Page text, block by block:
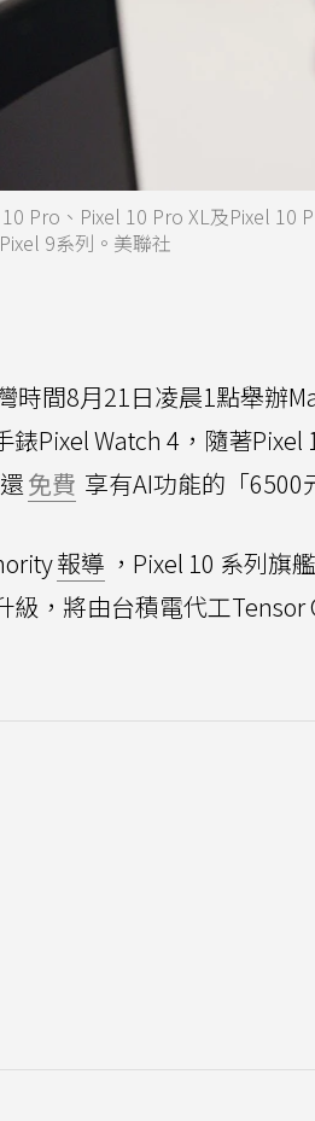
Pro、Pixel 10 Pro XL及Pixel
9系列。美聯社
時間8月21日凌晨1點舉辦
錶Pixel Watch 4，隨著
免費 享有AI功能的「6500
報導 ，Pixel 10 系列旗
級，將由台積電代工